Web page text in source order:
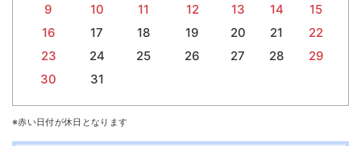
9
10 11 12 13 14
15
16
17 18 19 20 21
22
23
24 25 26 27 28
29
30
31
※赤い日付が休日となります